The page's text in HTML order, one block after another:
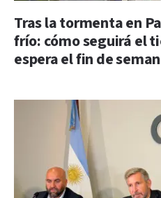
Tras la tormenta en
frío: cómo seguirá el
espera el fin de